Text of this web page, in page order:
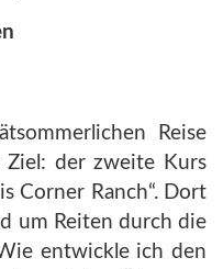
Reise
Ziel: der zweite Kurs
Corner Ranch“. Dort
um Reiten durch die
entwickle ich den